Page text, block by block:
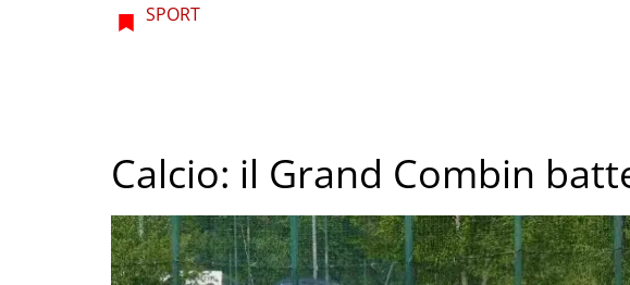
SPORT
Calcio: il Grand Combin